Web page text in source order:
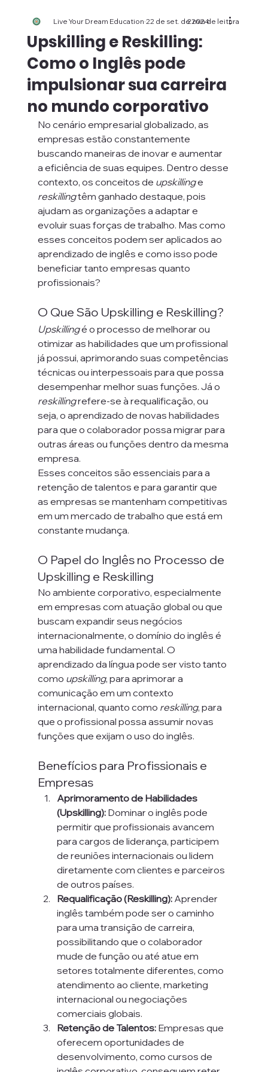
Upskilling e Reskilling:
Como o Inglês pode
impulsionar sua carreira
no mundo corporativo
Live Your Dream Education 22 de set. de 20242 min de leitura
No cenário empresarial globalizado, as
empresas estão constantemente
buscando maneiras de inovar e aumentar
a eficiência de suas equipes. Dentro desse
contexto, os conceitos de upskilling e
reskilling têm ganhado destaque, pois
ajudam as organizações a adaptar e
evoluir suas forças de trabalho. Mas como
esses conceitos podem ser aplicados ao
aprendizado de inglês e como isso pode
beneficiar tanto empresas quanto
profissionais?
O Que São Upskilling e Reskilling?
Upskilling é o processo de melhorar ou
otimizar as habilidades que um profissional
já possui, aprimorando suas competências
técnicas ou interpessoais para que possa
desempenhar melhor suas funções. Já o
reskilling refere-se à requalificação, ou
seja, o aprendizado de novas habilidades
para que o colaborador possa migrar para
outras áreas ou funções dentro da mesma
empresa.
Esses conceitos são essenciais para a
retenção de talentos e para garantir que
as empresas se mantenham competitivas
em um mercado de trabalho que está em
constante mudança.
O Papel do Inglês no Processo de
Upskilling e Reskilling
No ambiente corporativo, especialmente
em empresas com atuação global ou que
buscam expandir seus negócios
internacionalmente, o domínio do inglês é
uma habilidade fundamental. O
aprendizado da língua pode ser visto tanto
como upskilling, para aprimorar a
comunicação em um contexto
internacional, quanto como reskilling, para
que o profissional possa assumir novas
funções que exijam o uso do inglês.
Benefícios para Profissionais e
Empresas
Aprimoramento de Habilidades
(Upskilling): Dominar o inglês pode
permitir que profissionais avancem
para cargos de liderança, participem
de reuniões internacionais ou lidem
diretamente com clientes e parceiros
de outros países.
Requalificação (Reskilling): Aprender
inglês também pode ser o caminho
para uma transição de carreira,
possibilitando que o colaborador
mude de função ou até atue em
setores totalmente diferentes, como
atendimento ao cliente, marketing
internacional ou negociações
comerciais globais.
Retenção de Talentos: Empresas que
oferecem oportunidades de
desenvolvimento, como cursos de